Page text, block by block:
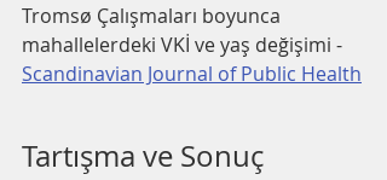
Tromsø Çalışmaları boyunca
mahallelerdeki VKİ ve yaş değişimi -
Scandinavian Journal of Public Health
Tartışma ve Sonuç